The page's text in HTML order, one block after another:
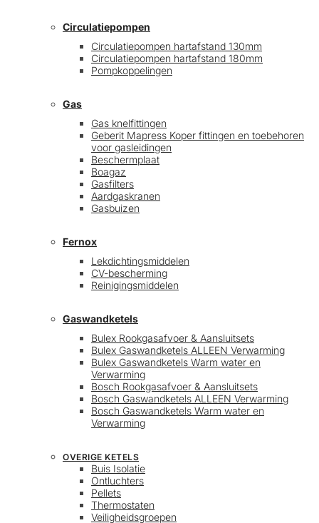
Circulatiepompen
Circulatiepompen hartafstand 130mm
Circulatiepompen hartafstand 180mm
Pompkoppelingen
Gas
Gas knelfittingen
Geberit Mapress Koper fittingen en toebehoren
voor gasleidingen
Beschermplaat
Boagaz
Gasfilters
Aardgaskranen
Gasbuizen
Fernox
Lekdichtingsmiddelen
CV-bescherming
Reinigingsmiddelen
Gaswandketels
Bulex Rookgasafvoer & Aansluitsets
Bulex Gaswandketels ALLEEN Verwarming
Bulex Gaswandketels Warm water en
Verwarming
Bosch Rookgasafvoer & Aansluitsets
Bosch Gaswandketels ALLEEN Verwarming
Bosch Gaswandketels Warm water en
Verwarming
OVERIGE KETELS
Buis Isolatie
Ontluchters
Pellets
Thermostaten
Veiligheidsgroepen